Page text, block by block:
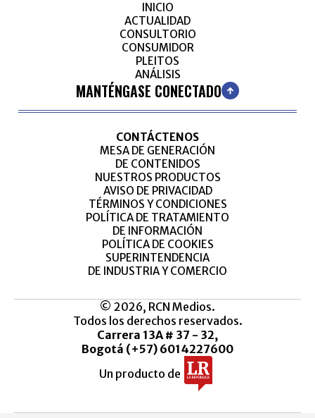
INICIO
ACTUALIDAD
CONSULTORIO
CONSUMIDOR
PLEITOS
ANÁLISIS
MANTÉNGASE CONECTADO
CONTÁCTENOS
MESA DE GENERACIÓN
DE CONTENIDOS
NUESTROS PRODUCTOS
AVISO DE PRIVACIDAD
TÉRMINOS Y CONDICIONES
POLÍTICA DE TRATAMIENTO
DE INFORMACIÓN
POLÍTICA DE COOKIES
SUPERINTENDENCIA
DE INDUSTRIA Y COMERCIO
© 2026, RCN Medios.
Todos los derechos reservados.
Carrera 13A # 37 - 32,
Bogotá (+57) 6014227600
Un producto de